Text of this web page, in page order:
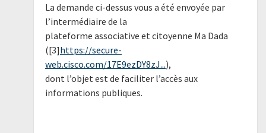
La demande ci-dessus vous a été envoyée par
l’intermédiaire de la
plateforme associative et citoyenne Ma Dada
([3]https://secure-
web.cisco.com/17E9ezDY8zJ...),
dont l’objet est de faciliter l’accès aux
informations publiques.